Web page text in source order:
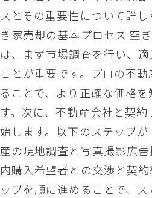
スとその重要性について詳
き家売却の基本プロセス 空
は、まず市場調査を行い、
ことが重要です。プロの不
ることで、より正確な価格
す。次に、不動産会社と契
始します。以下のステップ
産の現地調査と写真撮影広
内購入希望者との交渉と契
ップを順に進めることで、